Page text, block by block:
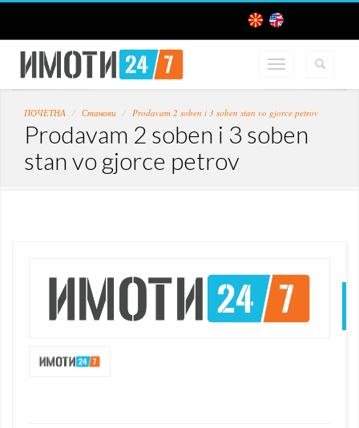
ПОЧЕТНА Станови Prodavam 2 soben i 3 soben stan vo gjorce petrov
Prodavam 2 soben i 3 soben
stan vo gjorce petrov